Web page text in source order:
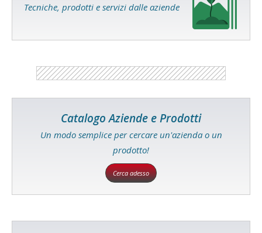
Tecniche, prodotti e servizi dalle aziende
Catalogo Aziende e Prodotti
Un modo semplice per cercare un'azienda o un
prodotto!
Cerca adesso